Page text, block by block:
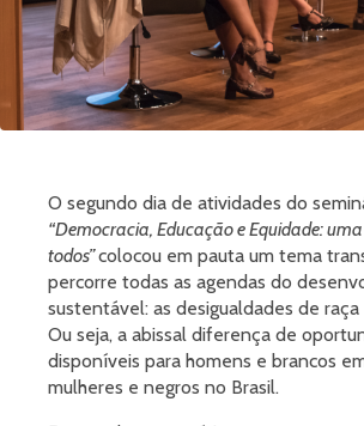
O segundo dia de atividades do
“Democracia, Educação e Equidade:
todos”colocou em pauta um tema
percorre todas as agendas do
sustentável: as desigualdades de
Ou seja, a abissal diferença de
disponíveis para homens e brancos
mulheres e negros no Brasil.